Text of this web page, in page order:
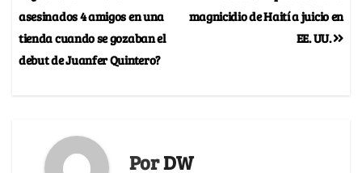
magnicidio de Haití a juicio en
EE. UU.
asesinados 4 amigos en una
tienda cuando se gozaban el
debut de Juanfer Quintero?
PorDW